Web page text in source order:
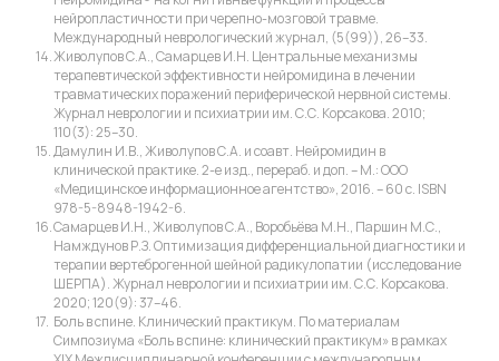
нейропластичности при черепно-мозговой травме.
Международный неврологический журнал, (5(99)), 26–33.
Живолупов С.А., Самарцев И.Н. Центральные механизмы
терапевтической эффективности нейромидина в лечении
травматических поражений периферической нервной системы.
Журнал неврологии и психиатрии им. С.С. Корсакова. 2010;
110(3): 25–30.
Дамулин И.В., Живолупов С.А. и соавт. Нейромидин в
клинической практике. 2-е изд., перераб. и доп. – М.: ООО
«Медицинское информационное агентство», 2016. – 60 с. ISBN
978-5-8948-1942-6.
Самарцев И.Н., Живолупов С.А., Воробьёва М.Н., Паршин М.С.,
Намждунов Р.З. Оптимизация дифференциальной диагностики и
терапии вертеброгенной шейной радикулопатии (исследование
ШЕРПА). Журнал неврологии и психиатрии им. С.С. Корсакова.
2020; 120(9): 37–46.
Боль в спине. Клинический практикум. По материалам
Симпозиума «Боль в спине: клинический практикум» в рамках